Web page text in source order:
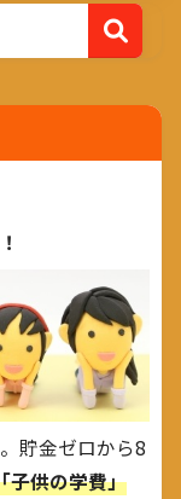
貯金ゼロから8
子供の学費」